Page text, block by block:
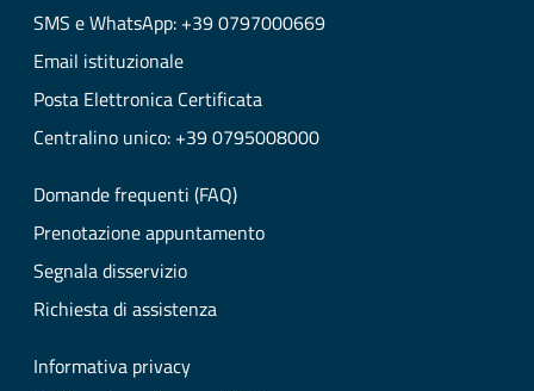
SMS e WhatsApp: +39 0797000669
Email istituzionale
Posta Elettronica Certificata
Centralino unico: +39 0795008000
Domande frequenti (FAQ)
Prenotazione appuntamento
Segnala disservizio
Richiesta di assistenza
Informativa privacy